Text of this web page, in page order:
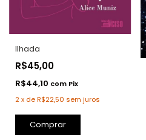
Ilhada
R$45,00
R$44,10 com Pix
2x deR$22,50 sem juros